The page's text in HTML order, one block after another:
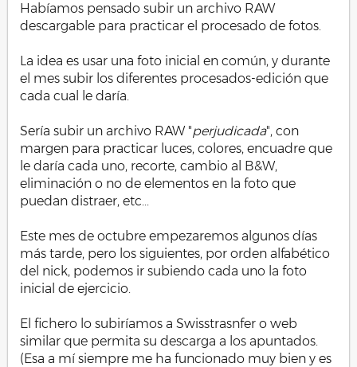
i
o
Habíamos pensado subir un archivo RAW
descargable para practicar el procesado de fotos.
La idea es usar una foto inicial en común, y durante
el mes subir los diferentes procesados-edición que
cada cual le daría.
Sería subir un archivo RAW "perjudicada", con
margen para practicar luces, colores, encuadre que
le daría cada uno, recorte, cambio al B&W,
eliminación o no de elementos en la foto que
puedan distraer, etc...
Este mes de octubre empezaremos algunos días
más tarde, pero los siguientes, por orden alfabético
del nick, podemos ir subiendo cada uno la foto
inicial de ejercicio.
El fichero lo subiríamos a Swisstrasnfer o web
similar que permita su descarga a los apuntados.
(Esa a mí siempre me ha funcionado muy bien y es